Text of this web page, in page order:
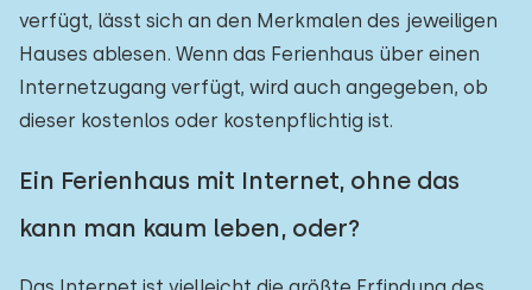
verfügt, lässt sich an den Merkmalen des jeweiligen
Hauses ablesen. Wenn das Ferienhaus über einen
Internetzugang verfügt, wird auch angegeben, ob
dieser kostenlos oder kostenpflichtig ist.
Ein Ferienhaus mit Internet, ohne das
kann man kaum leben, oder?